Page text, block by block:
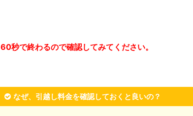
60秒で終わるので確認してみてください。
なぜ、引越し料金を確認しておくと良いの？